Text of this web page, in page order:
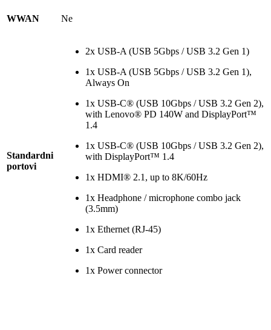
WWAN Ne
Standardni
portovi
2x USB-A (USB 5Gbps / USB 3.2 Gen 1)
1x USB-A (USB 5Gbps / USB 3.2 Gen 1),
Always On
1x USB-C® (USB 10Gbps / USB 3.2 Gen 2),
with Lenovo® PD 140W and DisplayPort™
1.4
1x USB-C® (USB 10Gbps / USB 3.2 Gen 2),
with DisplayPort™ 1.4
1x HDMI® 2.1, up to 8K/60Hz
1x Headphone / microphone combo jack
(3.5mm)
1x Ethernet (RJ-45)
1x Card reader
1x Power connector